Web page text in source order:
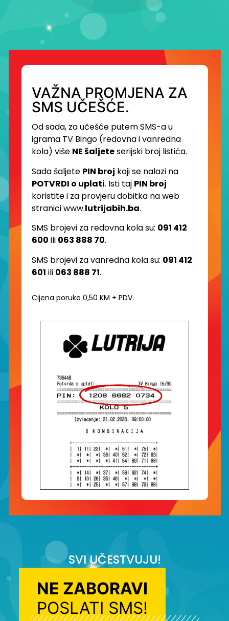
VAŽNA PROMJENA ZA
SMS UČEŠĆE.
Od sada, za učešće putem SMS-a u
igrama TV Bingo (redovna i vanredna
kola) više NE šaljeteserijski broj listića.
Sada šaljete PIN broj koji se nalazi na
POTVRDI o uplati. Isti taj PIN broj
koristite i za provjeru dobitka na web
stranici www.lutrijabih.ba.
SMS brojevi za redovna kola su: 091 412
600 ili 063 888 70.
SMS brojevi za vanredna kola su: 091 412
601 ili 063 888 71.
Cijena poruke 0,50 KM + PDV.
SVI UČESTVUJU!
NE ZABORAVI
POSLATI SMS!